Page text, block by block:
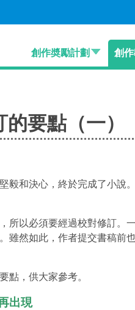
創作奬勵計劃 創
要點（一）
毅和決心，終於完成了小說
所以必須要經過校對修訂。
雖然如此，作者提交書稿前
點，供大家參考。
出現